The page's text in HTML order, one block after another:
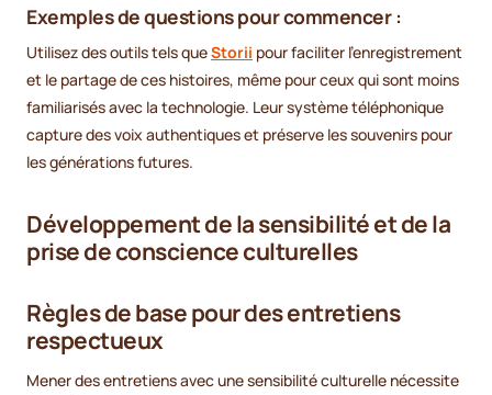
Exemples de questions pour commencer :
Utilisez des outils tels queStorii pour faciliter l'enregistrement
et le partage de ces histoires, même pour ceux qui sont moins
familiarisés avec la technologie. Leur système téléphonique
capture des voix authentiques et préserve les souvenirs pour
les générations futures.
Développement de la sensibilité et de la
prise de conscience culturelles
Règles de base pour des entretiens
respectueux
Mener des entretiens avec une sensibilité culturelle nécessite